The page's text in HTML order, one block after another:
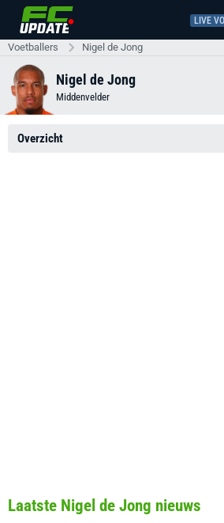
LIVE
Voetballers Nigel de Jong
Nigel de Jong
Middenvelder
Overzicht
Laatste Nigel de Jong nieuws